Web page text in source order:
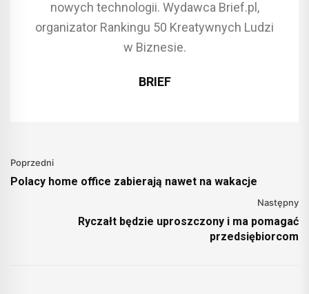
nowych technologii. Wydawca Brief.pl,
organizator Rankingu 50 Kreatywnych Ludzi
w Biznesie.
BRIEF
Poprzedni
Polacy home office zabierają nawet na wakacje
Następny
Ryczałt będzie uproszczony i ma pomagać
przedsiębiorcom